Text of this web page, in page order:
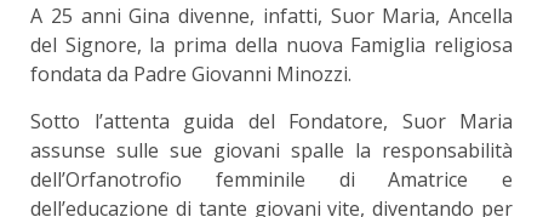
A 25 anni Gina divenne, infatti, Suor Maria, Ancella
del Signore, la prima della nuova Famiglia religiosa
fondata da Padre Giovanni Minozzi.
Sotto l’attenta guida del Fondatore, Suor Maria
assunse sulle sue giovani spalle la responsabilità
dell’Orfanotrofio femminile di Amatrice e
dell’educazione di tante giovani vite, diventando per